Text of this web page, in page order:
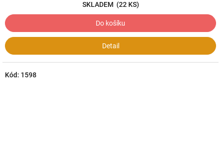
SKLADEM (22 KS)
Do košíku
Detail
Kód: 1598